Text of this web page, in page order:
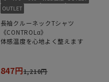
長袖クルーネックTシャツ
《CONTROLα》
体感温度を心地よく整えます
847円1,210円